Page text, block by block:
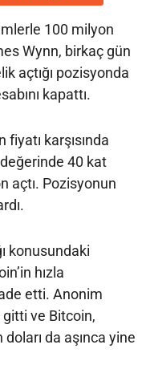
100 milyon
Wynn, birkaç gün
açtığı pozisyonda
kapattı.
karşısında
40 kat
açtı. Pozisyonun
konusundaki
hızla
etti. Anonim
ve Bitcoin,
da aşınca yine